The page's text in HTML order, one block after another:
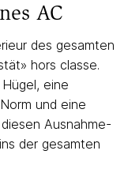
AC
des gesamten
hors classe.
eine
und eine
Ausnahme-
der gesamten